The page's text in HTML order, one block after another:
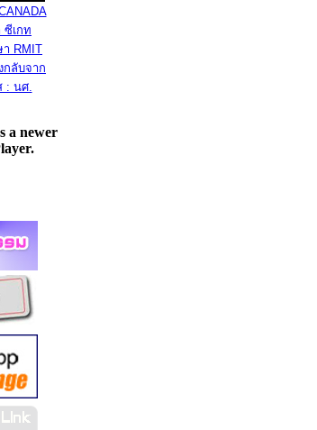
เกท
RMIT
ลับจาก
: นศ.
a newer